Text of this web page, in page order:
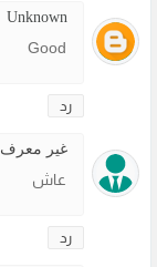
Unknown
Good
رد
غير معرف
عاش
رد